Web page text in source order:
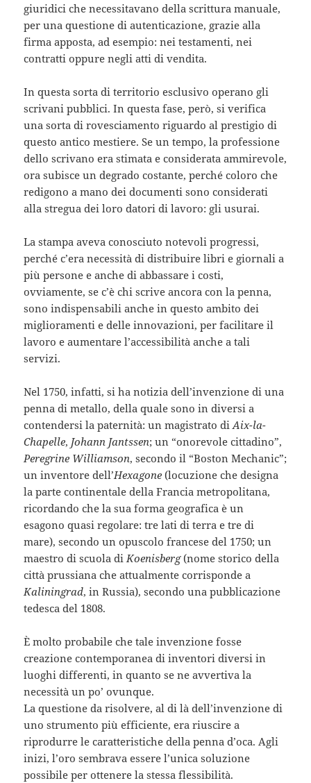
giuridici che necessitavano della scrittura manuale,
per una questione di autenticazione, grazie alla
firma apposta, ad esempio: nei testamenti, nei
contratti oppure negli atti di vendita.
In questa sorta di territorio esclusivo operano gli
scrivani pubblici. In questa fase, però, si verifica
una sorta di rovesciamento riguardo al prestigio di
questo antico mestiere. Se un tempo, la professione
dello scrivano era stimata e considerata ammirevole,
ora subisce un degrado costante, perché coloro che
redigono a mano dei documenti sono considerati
alla stregua dei loro datori di lavoro: gli usurai.
La stampa aveva conosciuto notevoli progressi,
perché c’era necessità di distribuire libri e giornali a
più persone e anche di abbassare i costi,
ovviamente, se c’è chi scrive ancora con la penna,
sono indispensabili anche in questo ambito dei
miglioramenti e delle innovazioni, per facilitare il
lavoro e aumentare l’accessibilità anche a tali
servizi.
Nel 1750, infatti, si ha notizia dell’invenzione di una
penna di metallo, della quale sono in diversi a
contendersi la paternità: un magistrato diAix-la-
Chapelle, Johann Jantssen; un “onorevole cittadino”,
Peregrine Williamson, secondo il “Boston Mechanic”;
un inventore dell’Hexagone (locuzione che designa
la parte continentale della Francia metropolitana,
ricordando che la sua forma geografica è un
esagono quasi regolare: tre lati di terra e tre di
mare), secondo un opuscolo francese del 1750; un
maestro di scuola di Koenisberg(nome storico della
città prussiana che attualmente corrisponde a
Kaliningrad, in Russia), secondo una pubblicazione
tedesca del 1808.
È molto probabile che tale invenzione fosse
creazione contemporanea di inventori diversi in
luoghi differenti, in quanto se ne avvertiva la
necessità un po’ ovunque.
La questione da risolvere, al di là dell’invenzione di
uno strumento più efficiente, era riuscire a
riprodurre le caratteristiche della penna d’oca. Agli
inizi, l’oro sembrava essere l’unica soluzione
possibile per ottenere la stessa flessibilità.